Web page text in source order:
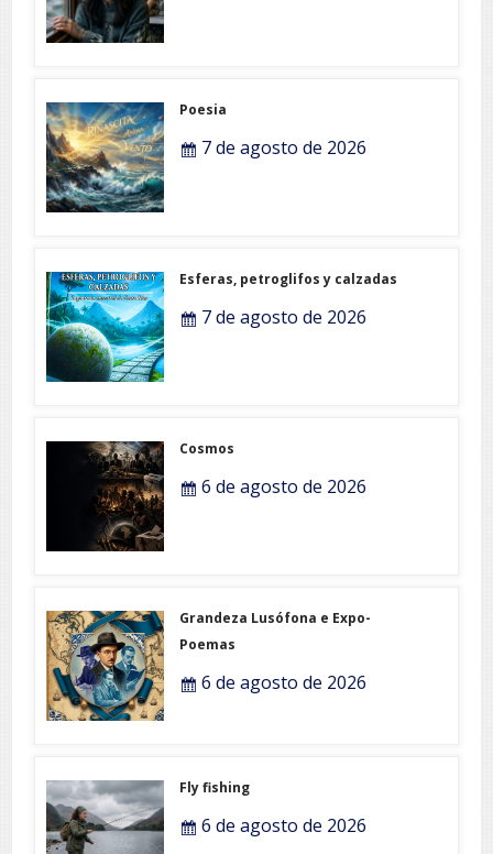
Poesia
7 de agosto de 2026
Esferas, petroglifos y calzadas
7 de agosto de 2026
Cosmos
6 de agosto de 2026
Grandeza Lusófona e Expo-
Poemas
6 de agosto de 2026
Fly fishing
6 de agosto de 2026